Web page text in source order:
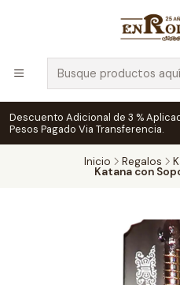
Descuento Adicional de 3 %
Pesos Pagado Via Transferencia.
Inicio Regalos
Katana con